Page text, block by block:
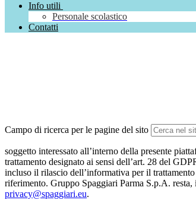
Info utili
Personale scolastico
Contatti
Campo di ricerca per le pagine del sito
soggetto interessato all’interno della presente
trattamento designato ai sensi dell’art. 28 del
incluso il rilascio dell’informativa per il
riferimento. Gruppo Spaggiari Parma S.p.A.
privacy@spaggiari.eu.